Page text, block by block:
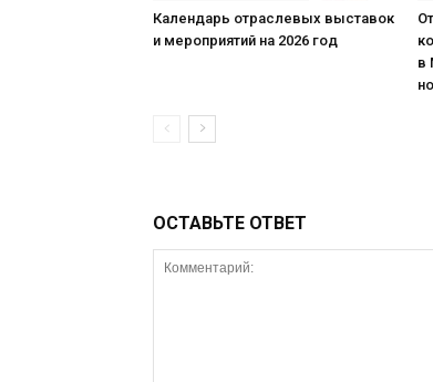
Календарь отраслевых выставок
и мероприятий на 2026 год
в
ОСТАВЬТЕ ОТВЕТ